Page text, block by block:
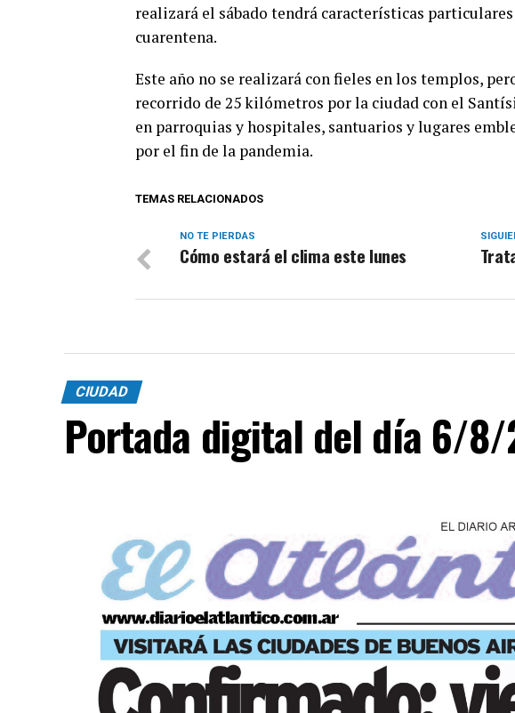
realizará el sábado tendrá características
cuarentena.
Este año no se realizará con fieles en los templos,
recorrido de 25 kilómetros por la ciudad con el
en parroquias y hospitales, santuarios y lugares
por el fin de la pandemia.
TEMAS RELACIONADOS
NO TE PIERDAS
Cómo estará el clima este lunes
CIUDAD
Portada digital del día 6/